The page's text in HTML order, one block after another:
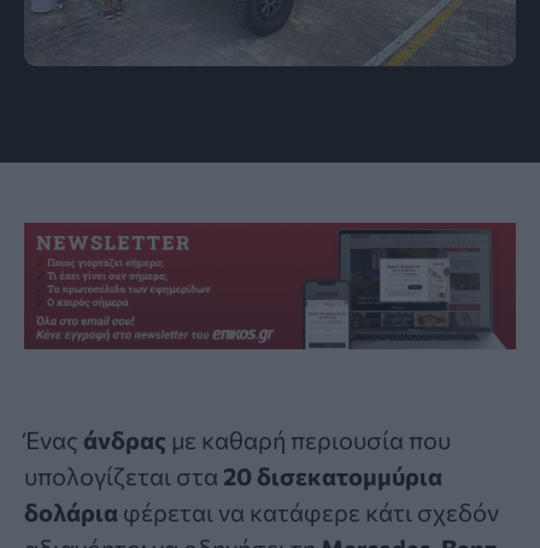
Ένας άνδρας με καθαρή περιουσία που
υπολογίζεται στα 20 δισεκατομμύρια
δολάρια φέρεται να κατάφερε κάτι σχεδόν